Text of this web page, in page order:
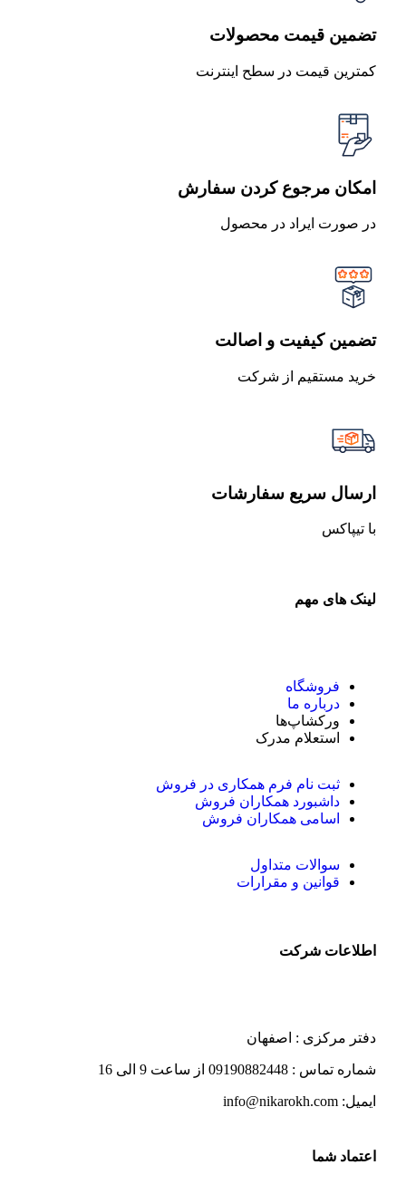
تضمین قیمت محصولات
کمترین قیمت در سطح اینترنت
امکان مرجوع کردن سفارش
در صورت ایراد در محصول
تضمین کیفیت و اصالت
خرید مستقیم از شرکت
ارسال سریع سفارشات
با تیپاکس
لینک های مهم
فروشگاه
درباره ما
ورکشاپ‌ها
استعلام مدرک
ثبت نام فرم همکاری در فروش
داشبورد همکاران فروش
اسامی همکاران فروش
سوالات متداول
قوانین و مقرارات
اطلاعات شرکت
دفتر مرکزی : اصفهان
شماره تماس : 09190882448 از ساعت 9 الی 16
ایمیل: info@nikarokh.com
اعتماد شما